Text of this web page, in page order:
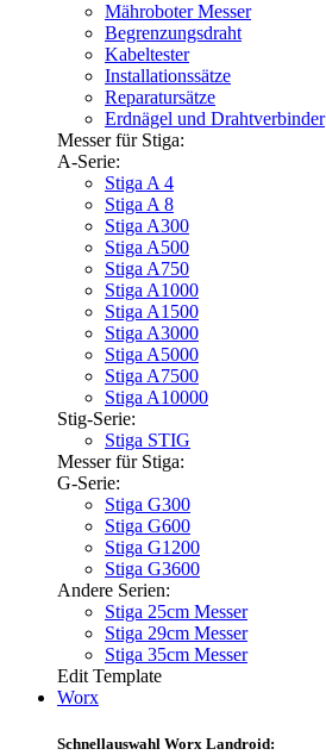
Mähroboter Messer
Begrenzungsdraht
Kabeltester
Installationssätze
Reparatursätze
Erdnägel und Drahtverbinder
Messer für Stiga:
A-Serie:
Stiga A 4
Stiga A 8
Stiga A300
Stiga A500
Stiga A750
Stiga A1000
Stiga A1500
Stiga A3000
Stiga A5000
Stiga A7500
Stiga A10000
Stig-Serie:
Stiga STIG
Messer für Stiga:
G-Serie:
Stiga G300
Stiga G600
Stiga G1200
Stiga G3600
Andere Serien:
Stiga 25cm Messer
Stiga 29cm Messer
Stiga 35cm Messer
Edit Template
Worx
Schnellauswahl Worx Landroid: